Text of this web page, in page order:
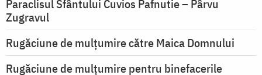
Paraclisul Sfântului Cuvios Pafnutie – Pârvu
Zugravul
Rugăciune de mulţumire către Maica Domnului
Rugăciune de mulțumire pentru binefacerile